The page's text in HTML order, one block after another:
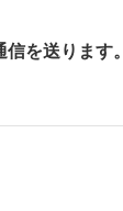
を送ります。